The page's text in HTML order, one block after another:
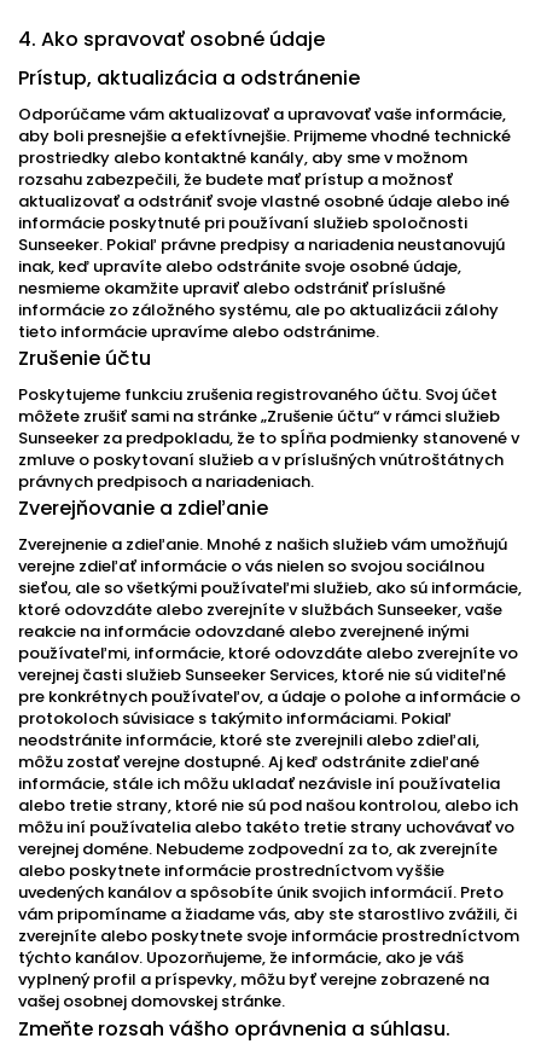
4. Ako spravovať osobné údaje
Prístup, aktualizácia a odstránenie
Odporúčame vám aktualizovať a upravovať vaše informácie,
aby boli presnejšie a efektívnejšie. Prijmeme vhodné technické
prostriedky alebo kontaktné kanály, aby sme v možnom
rozsahu zabezpečili, že budete mať prístup a možnosť
aktualizovať a odstrániť svoje vlastné osobné údaje alebo iné
informácie poskytnuté pri používaní služieb spoločnosti
Sunseeker. Pokiaľ právne predpisy a nariadenia neustanovujú
inak, keď upravíte alebo odstránite svoje osobné údaje,
nesmieme okamžite upraviť alebo odstrániť príslušné
informácie zo záložného systému, ale po aktualizácii zálohy
tieto informácie upravíme alebo odstránime.
Zrušenie účtu
Poskytujeme funkciu zrušenia registrovaného účtu. Svoj účet
môžete zrušiť sami na stránke „Zrušenie účtu“ v rámci služieb
Sunseeker za predpokladu, že to spĺňa podmienky stanovené v
zmluve o poskytovaní služieb a v príslušných vnútroštátnych
právnych predpisoch a nariadeniach.
Zverejňovanie a zdieľanie
Zverejnenie a zdieľanie. Mnohé z našich služieb vám umožňujú
verejne zdieľať informácie o vás nielen so svojou sociálnou
sieťou, ale so všetkými používateľmi služieb, ako sú informácie,
ktoré odovzdáte alebo zverejníte v službách Sunseeker, vaše
reakcie na informácie odovzdané alebo zverejnené inými
používateľmi, informácie, ktoré odovzdáte alebo zverejníte vo
verejnej časti služieb Sunseeker Services, ktoré nie sú viditeľné
pre konkrétnych používateľov, a údaje o polohe a informácie o
protokoloch súvisiace s takýmito informáciami. Pokiaľ
neodstránite informácie, ktoré ste zverejnili alebo zdieľali,
môžu zostať verejne dostupné. Aj keď odstránite zdieľané
informácie, stále ich môžu ukladať nezávisle iní používatelia
alebo tretie strany, ktoré nie sú pod našou kontrolou, alebo ich
môžu iní používatelia alebo takéto tretie strany uchovávať vo
verejnej doméne. Nebudeme zodpovední za to, ak zverejníte
alebo poskytnete informácie prostredníctvom vyššie
uvedených kanálov a spôsobíte únik svojich informácií. Preto
vám pripomíname a žiadame vás, aby ste starostlivo zvážili, či
zverejníte alebo poskytnete svoje informácie prostredníctvom
týchto kanálov. Upozorňujeme, že informácie, ako je váš
vyplnený profil a príspevky, môžu byť verejne zobrazené na
vašej osobnej domovskej stránke.
Zmeňte rozsah vášho oprávnenia a súhlasu.